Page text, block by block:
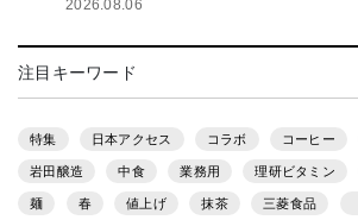
2026.08.06
注目キーワード
特集 日本アクセス コラボ コーヒー
岩田醸造 中食 業務用 理研ビタミン
麺 春 値上げ 抹茶 三菱食品